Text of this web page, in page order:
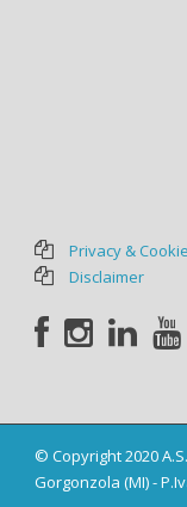
Privacy &
Disclaimer
© Copyright 2020
Gorgonzola (MI) -